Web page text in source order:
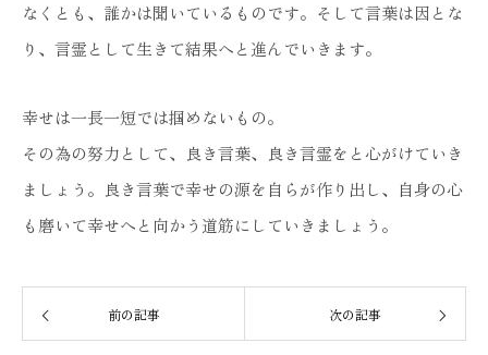
なくとも、誰かは聞いているものです。そして言葉は因とな
り、言霊として生きて結果へと進んでいきます。
幸せは一長一短では掴めないもの。
その為の努力として、良き言葉、良き言霊をと心がけていき
ましょう。良き言葉で幸せの源を自らが作り出し、自身の心
も磨いて幸せへと向かう道筋にしていきましょう。
前の記事 次の記事